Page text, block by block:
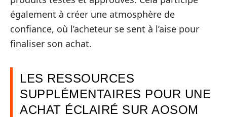
également à créer une atmosphère de
confiance, où l’acheteur se sent à l’aise pour
finaliser son achat.
LES RESSOURCES
SUPPLÉMENTAIRES POUR UNE
ACHAT ÉCLAIRÉ SUR AOSOM